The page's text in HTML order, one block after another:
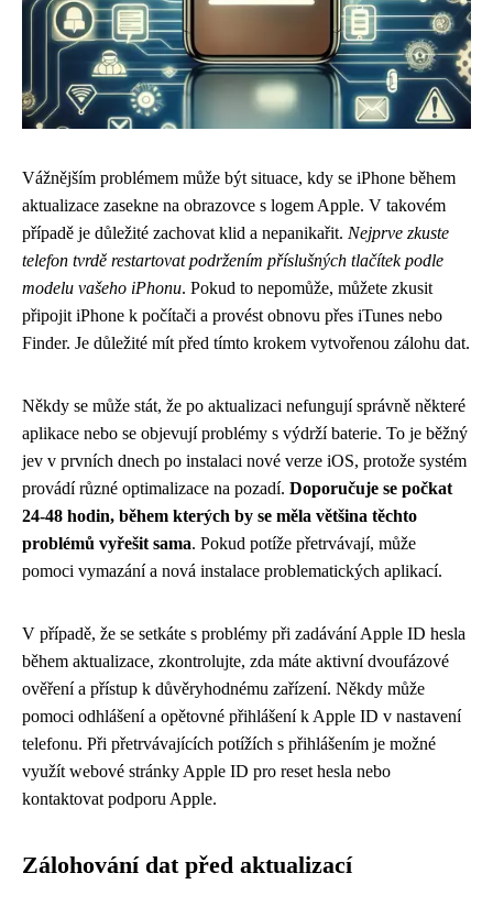
Vážnějším problémem může být situace, kdy se iPhone během
aktualizace zasekne na obrazovce s logem Apple. V takovém
případě je důležité zachovat klid a nepanikařit. Nejprve zkuste
telefon tvrdě restartovat podržením příslušných tlačítek podle
modelu vašeho iPhonu. Pokud to nepomůže, můžete zkusit
připojit iPhone k počítači a provést obnovu přes iTunes nebo
Finder. Je důležité mít před tímto krokem vytvořenou zálohu dat.
Někdy se může stát, že po aktualizaci nefungují správně některé
aplikace nebo se objevují problémy s výdrží baterie. To je běžný
jev v prvních dnech po instalaci nové verze iOS, protože systém
provádí různé optimalizace na pozadí. Doporučuje se počkat
24-48 hodin, během kterých by se měla většina těchto
problémů vyřešit sama. Pokud potíže přetrvávají, může
pomoci vymazání a nová instalace problematických aplikací.
V případě, že se setkáte s problémy při zadávání Apple ID hesla
během aktualizace, zkontrolujte, zda máte aktivní dvoufázové
ověření a přístup k důvěryhodnému zařízení. Někdy může
pomoci odhlášení a opětovné přihlášení k Apple ID v nastavení
telefonu. Při přetrvávajících potížích s přihlášením je možné
využít webové stránky Apple ID pro reset hesla nebo
kontaktovat podporu Apple.
Zálohování dat před aktualizací